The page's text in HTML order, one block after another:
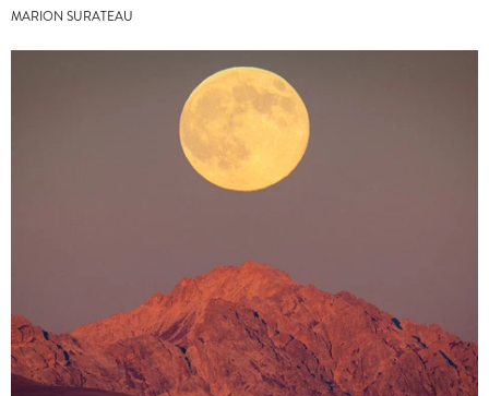
MARION SURATEAU